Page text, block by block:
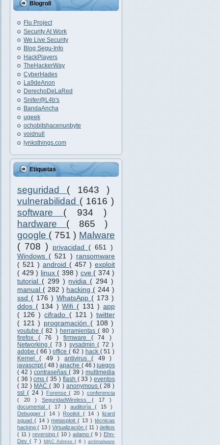
Blogroll
Flu Project
Security At Work
We Live Security
Blog Segu-Info
HackPlayers
TheHackerWay
CyberHades
La9deAnon
DerechoDeLaRed
Snifer@L4b's
BandaAncha
ugeek
ochobitshacenunbyte
voidnull
lynksthings.com
Etiquetas
seguridad ( 1643 )
vulnerabilidad ( 1616 )
software ( 934 )
hardware ( 865 )
google ( 751 ) Malware
( 708 )
privacidad ( 651 )
Windows ( 521 ) ransomware
( 521 ) android ( 457 ) exploit
( 429 ) linux ( 398 ) cve ( 374 )
tutorial ( 299 ) nvidia ( 294 )
manual ( 282 ) hacking ( 244 )
ssd ( 176 ) WhatsApp ( 173 )
ddos ( 134 )Wifi ( 131 ) app
( 126 )cifrado ( 121 )twitter
( 121 ) programación ( 108 )
youtube( 82 ) herramientas( 80 )
firefox ( 76 ) firmware ( 74 )
Networking( 73 ) sysadmin( 72 )
adobe ( 66 )office( 62 ) hack ( 51 )
Kernel( 49 ) antivirus( 49 )
javascript( 48 )apache ( 46 ) juegos
( 42 ) contraseñas ( 39 ) multimedia
( 36 )cms( 35 ) flash ( 33 )eventos
( 32 ) MAC( 30 ) anonymous ( 28 )
ssl( 24 ) Forense( 20 ) conferencia
( 20 )SeguridadWireless ( 17 )
documental ( 17 ) auditoría ( 15 )
Debugger( 14 ) Rootkit ( 14 ) lizard
squad ( 14 )metasploit( 13 ) técnicas
hacking( 13 )Virtualización ( 11 ) delitos
( 11 ) reversing ( 10 ) adamo ( 9 ) Ehn-
Dev ( 7 ) MAC Adress ( 6 ) antimalware